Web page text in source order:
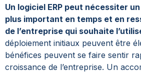
Un logiciel ERP peut nécessiter
plus important en temps et en
de l’entreprise qui souhaite
déploiement initiaux peuvent être
bénéfices peuvent se faire sentir
croissance de l’entreprise. Un